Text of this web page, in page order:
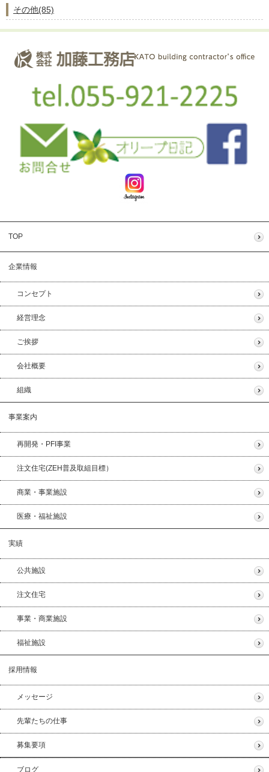
その他(85)
TOP
企業情報
コンセプト
経営理念
ご挨拶
会社概要
組織
事業案内
再開発・PFI事業
注文住宅(ZEH普及取組目標）
商業・事業施設
医療・福祉施設
実績
公共施設
注文住宅
事業・商業施設
福祉施設
採用情報
メッセージ
先輩たちの仕事
募集要項
ブログ